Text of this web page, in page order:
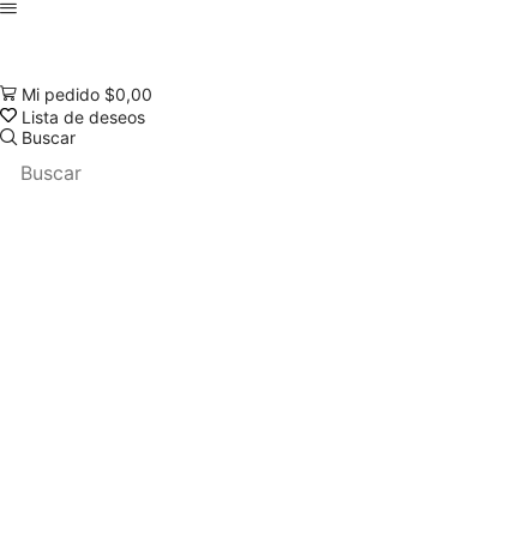
Mi pedido $0,00
Lista de deseos
Buscar